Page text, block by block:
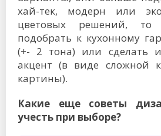
хай-тек, модерн или
цветовых решений, то
подобрать к кухонному
(+- 2 тона) или сделать
акцент (в виде сложной
картины).
Какие еще советы
учесть при выборе?